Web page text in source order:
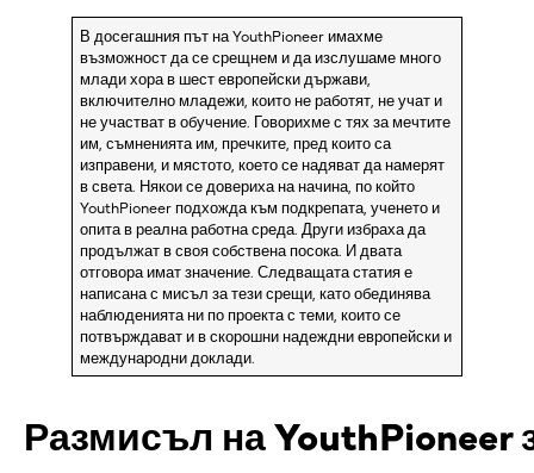
В досегашния път на YouthPioneer имахме
възможност да се срещнем и да изслушаме много
млади хора в шест европейски държави,
включително младежи, които не работят, не учат и
не участват в обучение. Говорихме с тях за мечтите
им, съмненията им, пречките, пред които са
изправени, и мястото, което се надяват да намерят
в света. Някои се довериха на начина, по който
YouthPioneer подхожда към подкрепата, ученето и
опита в реална работна среда. Други избраха да
продължат в своя собствена посока. И двата
отговора имат значение. Следващата статия е
написана с мисъл за тези срещи, като обединява
наблюденията ни по проекта с теми, които се
потвърждават и в скорошни надеждни европейски и
международни доклади.
Размисъл наYouthPioneer